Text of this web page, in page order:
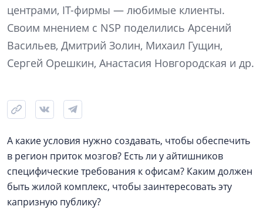
центрами, IT-фирмы — любимые клиенты.
Своим мнением с NSP поделились Арсений
Васильев, Дмитрий Золин, Михаил Гущин,
Сергей Орешкин, Анастасия Новгородская и др.
А какие условия нужно создавать, чтобы обеспечить
в регион приток мозгов? Есть ли у айтишников
специфические требования к офисам? Каким должен
быть жилой комплекс, чтобы заинтересовать эту
капризную публику?